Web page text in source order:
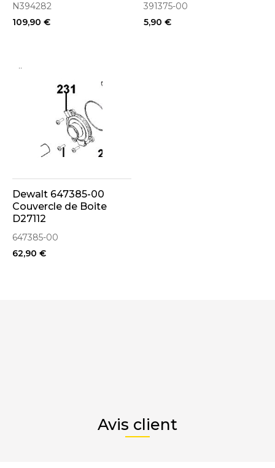
N394282
109,90 €
391375-00
5,90 €
..
Dewalt 647385-00
Couvercle de Boite
D27112
647385-00
62,90 €
Avis client